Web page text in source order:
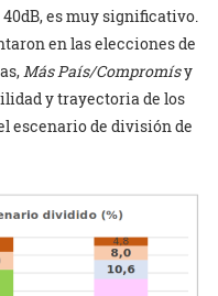
es muy significativo.
en las elecciones de
Más País/Compromísy
y trayectoria de los
escenario de división de